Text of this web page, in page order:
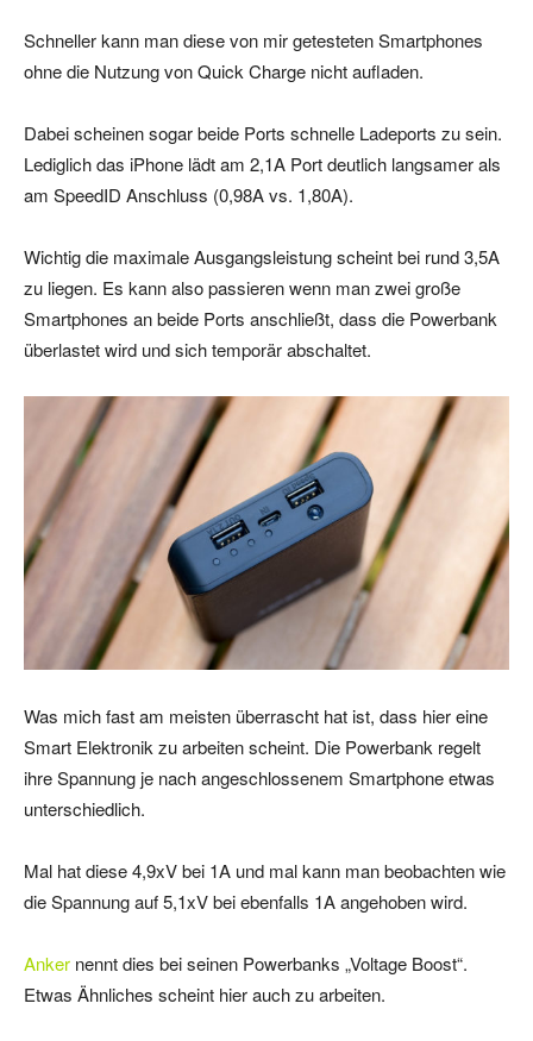
Schneller kann man diese von mir getesteten Smartphones
ohne die Nutzung von Quick Charge nicht aufladen.
Dabei scheinen sogar beide Ports schnelle Ladeports zu sein.
Lediglich das iPhone lädt am 2,1A Port deutlich langsamer als
am SpeedID Anschluss (0,98A vs. 1,80A).
Wichtig die maximale Ausgangsleistung scheint bei rund 3,5A
zu liegen. Es kann also passieren wenn man zwei große
Smartphones an beide Ports anschließt, dass die Powerbank
überlastet wird und sich temporär abschaltet.
Was mich fast am meisten überrascht hat ist, dass hier eine
Smart Elektronik zu arbeiten scheint. Die Powerbank regelt
ihre Spannung je nach angeschlossenem Smartphone etwas
unterschiedlich.
Mal hat diese 4,9xV bei 1A und mal kann man beobachten wie
die Spannung auf 5,1xV bei ebenfalls 1A angehoben wird.
Anker nennt dies bei seinen Powerbanks „Voltage Boost“.
Etwas Ähnliches scheint hier auch zu arbeiten.